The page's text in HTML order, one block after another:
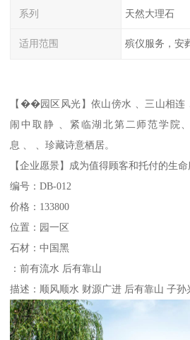
系列 天然大理石
适用范围 殡仪服务，安
【��园区风光】依山傍水 、三山相连
闹中取静 、紧临湖北第二师范学院
息 、 、珍藏诗意栖居。
【企业愿景】成为值得顾客和托付的生命
编号：DB-012
价格：133800
位置：园一区
石材：中国黑
：前有流水 后有靠山
描述：顺风顺水 财源广进 后有靠山 子孙